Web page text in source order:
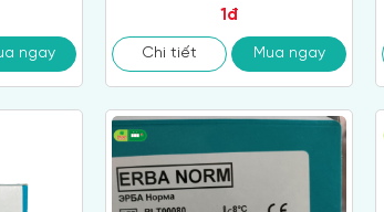
ngay
1đ
Chi tiết Mua ngay